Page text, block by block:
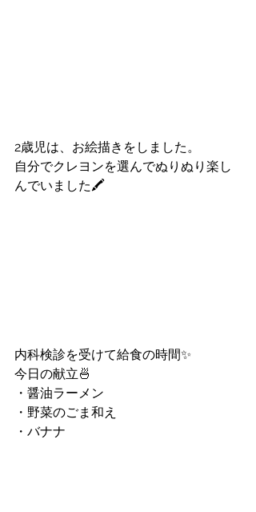
2歳児は、お絵描きをしました。
自分でクレヨンを選んでぬりぬり楽し
んでいました🖍
内科検診を受けて給食の時間✨
今日の献立🍜
・醤油ラーメン
・野菜のごま和え
・バナナ